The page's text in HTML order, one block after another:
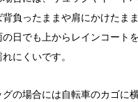
負ったままや肩にかけたま
日でも上からレインコート
にくいです。
の場合には自転車のカゴに